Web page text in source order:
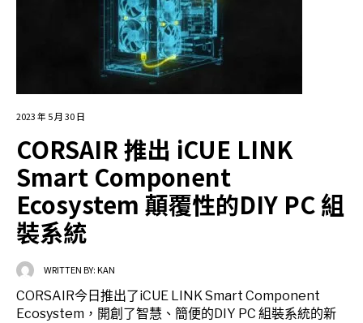
2023 年 5 月 30 日
CORSAIR 推出 iCUE LINK
Smart Component
Ecosystem 顛覆性的DIY PC 組
裝系統
WRITTEN BY:KAN
CORSAIR今日推出了iCUE LINK Smart Component
Ecosystem，開創了智慧、簡便的DIY PC 組裝系統的新